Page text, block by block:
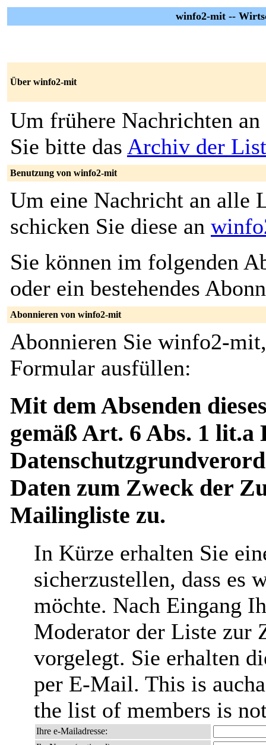
winfo2-mit --
Über winfo2-mit
Um frühere Nachrichten an
Sie bitte das Archiv der
Benutzung von winfo2-mit
Um eine Nachricht an alle
schicken Sie diese an
Sie können im folgenden
oder ein bestehendes
Abonnieren von winfo2-mit
Abonnieren Sie winfo2-
Formular ausfüllen:
Mit dem Absenden
gemäß Art. 6 Abs. 1 lit.a
Daten zum Zweck der
Mailingliste zu.
In Kürze erhalten Sie
sicherzustellen, dass es
möchte. Nach Eingang
Moderator der Liste zur
vorgelegt. Sie erhalten
per E-Mail. This is
the list of members is
Ihre e-Mailadresse: